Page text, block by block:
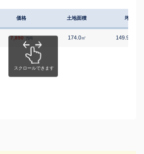
価格 土地面積 坪単価
7,890 万円 174.0㎡ 149.91